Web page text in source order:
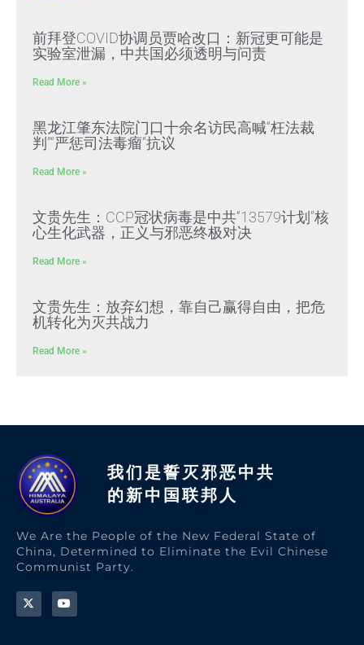
前拜登COVID协调员贾哈改口：新冠更可能是
实验室泄漏，中共国必须透明与问责
Read More »
黑龙江肇东法院门口十余名访民高喊“枉法裁
判”“严惩司法毒瘤”抗议
Read More »
文贵先生：CCP冠状病毒是中共“13579计划”核
心生化武器，正义与邪恶终极对决
Read More »
文贵先生：放弃幻想，靠自己赢得自由，把危
机转化为灭共战力
Read More »
我们是誓灭邪恶中共
的新中国联邦人​
We Are the People of the New Federal State of
China, Determined to Eliminate the Evil Chinese
Communist Party.